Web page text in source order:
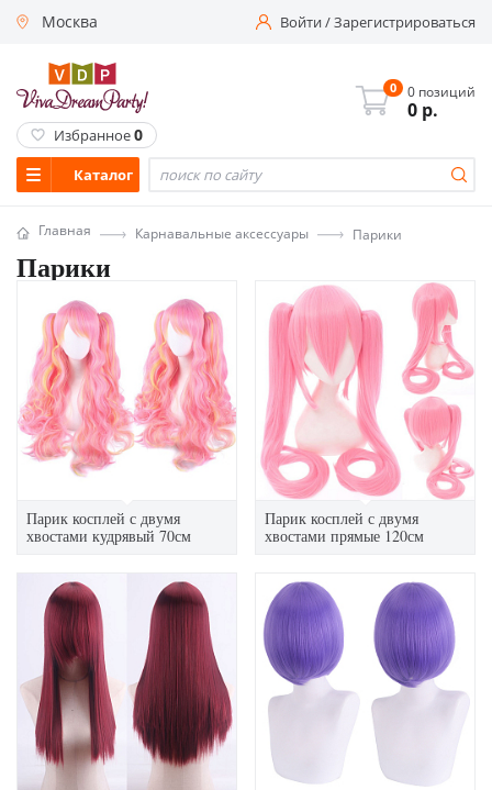
Москва Войти/Зарегистрироваться
Каталог
0 0 позиций
0 р.
Избранное0
Главная Карнавальные аксессуары Парики
Парики
Парик косплей с двумя
хвостами кудрявый 70см
Парик косплей с двумя
хвостами прямые 120см